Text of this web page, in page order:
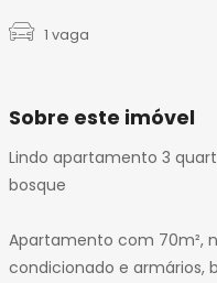
1 vaga
Sobre este imóvel
Lindo apartamento 3
bosque
Apartamento com 70m²,
condicionado e armários,